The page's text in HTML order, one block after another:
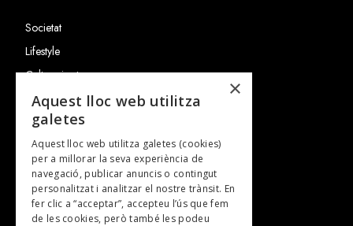
Societat
Lifestyle
Cultura i art
Entrevistes
Gastronomia
TV
Plans per fer
Revistes
×
Aquest lloc web utilitza
galetes
Aquest lloc web utilitza galetes (cookies)
per a millorar la seva experiència de
navegació, publicar anuncis o contingut
personalitzat i analitzar el nostre trànsit. En
fer clic a “acceptar”, accepteu l’ús que fem
de les cookies, però també les podeu